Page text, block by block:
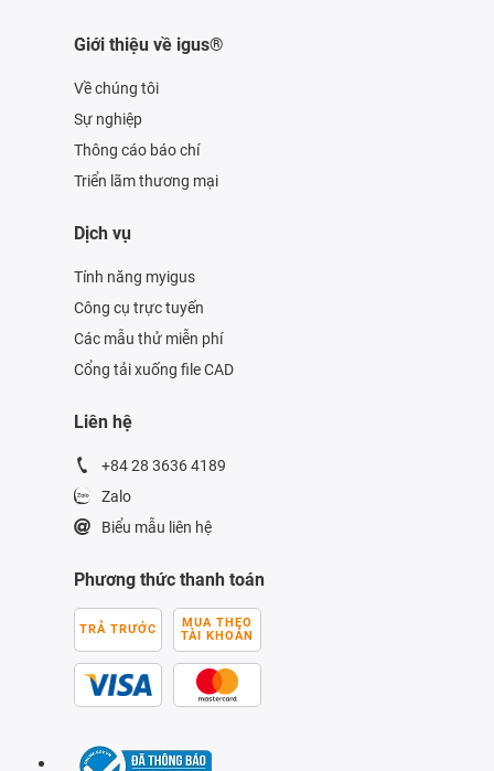
Giới thiệu về igus®
Về chúng tôi
Sự nghiệp
Thông cáo báo chí
Triển lãm thương mại
Dịch vụ
Tính năng myigus
Công cụ trực tuyến
Các mẫu thử miễn phí
Cổng tải xuống file CAD
Liên hệ
+84 28 3636 4189
Zalo
Biểu mẫu liên hệ
Phương thức thanh toán
TRẢ TRƯỚC
MUA THEO
TÀI KHOẢN